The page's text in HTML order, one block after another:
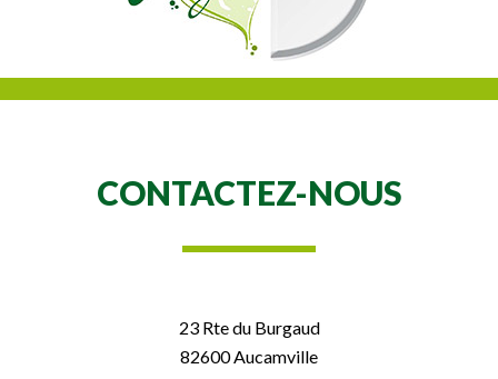
CONTACTEZ-NOUS
23 Rte du Burgaud
82600Aucamville